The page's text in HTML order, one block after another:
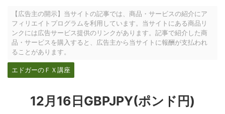
【広告主の開示】当サイトの記事では、商品・サービスの紹介にア
フィリエイトプログラムを利用しています。当サイトにある商品リ
ンクには広告サービス提供のリンクがあります。記事で紹介した商
品・サービスを購入すると、広告主から当サイトに報酬が支払われ
ることがあります。
エドガーのＦＸ講座
12月16日GBPJPY(ポンド円)